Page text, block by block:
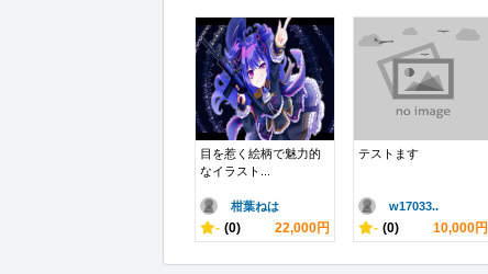
目を惹く絵柄で魅力的
なイラスト...
柑葉ねは
- (0) 22,000円
テストます
w17033..
- (0) 10,000円